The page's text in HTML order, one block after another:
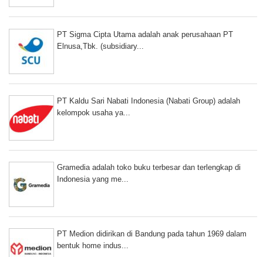
PT Sigma Cipta Utama adalah anak perusahaan PT
Elnusa,Tbk. (subsidiary...
PT Kaldu Sari Nabati Indonesia (Nabati Group) adalah
kelompok usaha ya...
Gramedia adalah toko buku terbesar dan terlengkap di
Indonesia yang me...
PT Medion didirikan di Bandung pada tahun 1969 dalam
bentuk home indus...